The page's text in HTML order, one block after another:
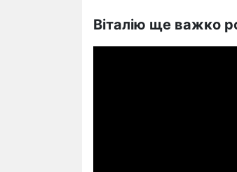
Віталію ще важко